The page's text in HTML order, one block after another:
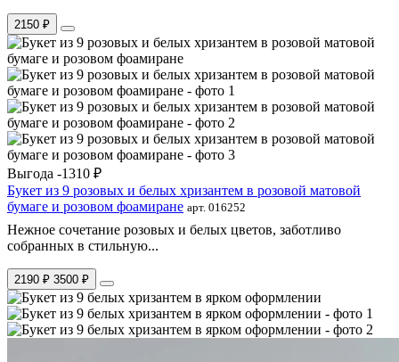
2150 ₽
Выгода -1310 ₽
Букет из 9 розовых и белых хризантем в розовой матовой
бумаге и розовом фоамиране арт. 016252
Нежное сочетание розовых и белых цветов, заботливо
собранных в стильную...
2190 ₽ 3500 ₽